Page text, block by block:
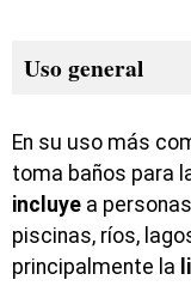
Uso general
En su uso más
toma baños para
incluye a
piscinas, ríos,
principalmente la